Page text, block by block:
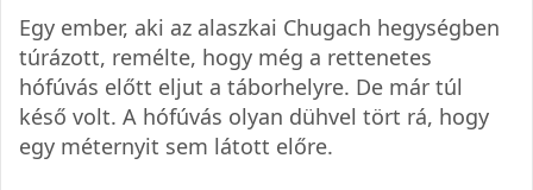
Egy ember, aki az alaszkai Chugach hegységben
túrázott, remélte, hogy még a rettenetes
hófúvás előtt eljut a táborhelyre. De már túl
késő volt. A hófúvás olyan dühvel tört rá, hogy
egy méternyit sem látott előre.